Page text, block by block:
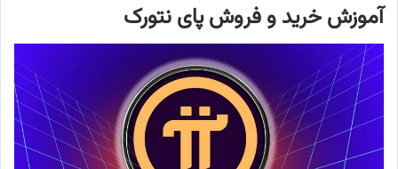
آموزش خرید و فروش پای نتورک